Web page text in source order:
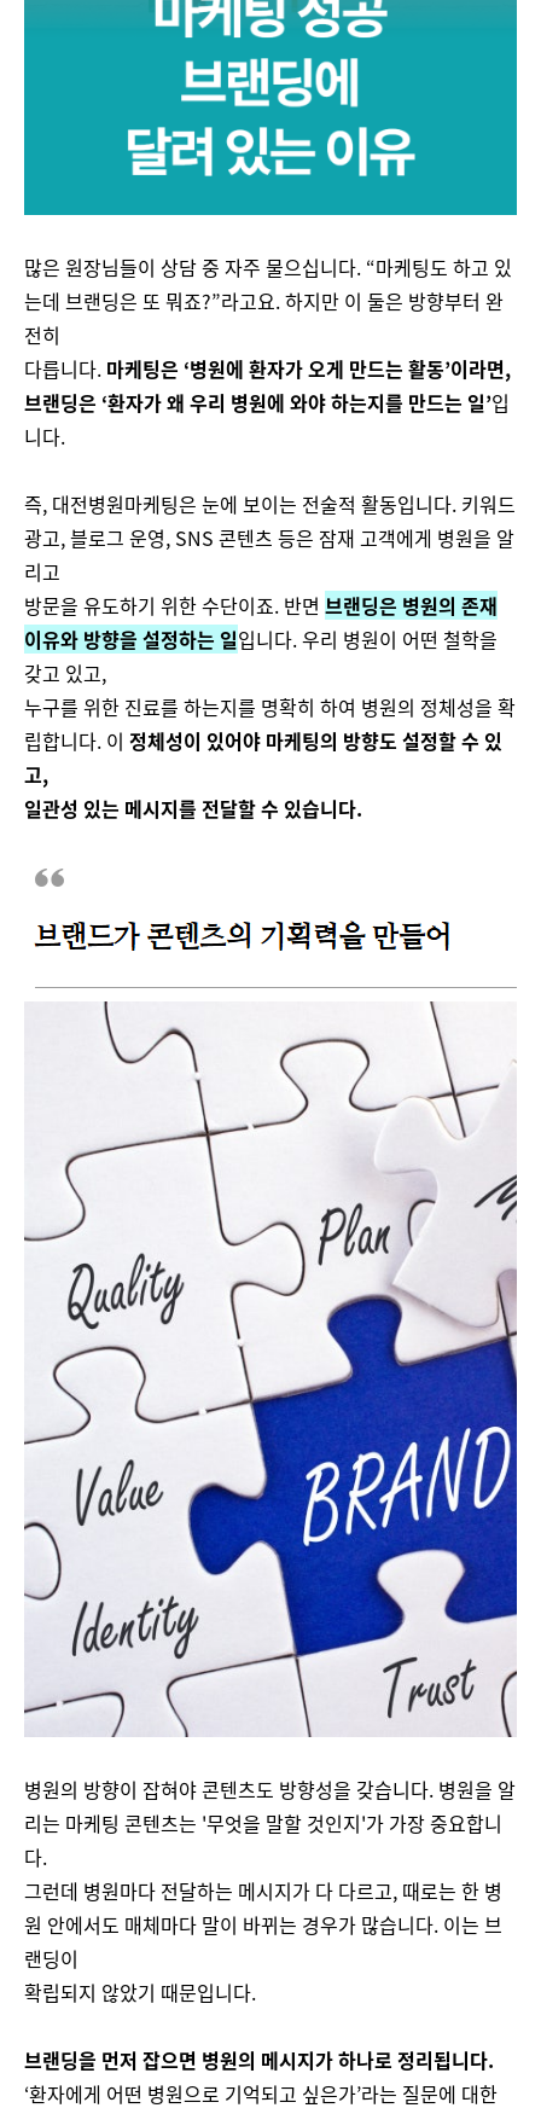
많은 원장님들이 상담 중 자주 물으십니다. “마케팅도 하고 있
는데 브랜딩은 또 뭐죠?”라고요. 하지만 이 둘은 방향부터 완
전히
다릅니다. 마케팅은 ‘병원에 환자가 오게 만드는 활동’이라면,
브랜딩은 ‘환자가 왜 우리 병원에 와야 하는지를 만드는 일’입
니다.
즉, 대전병원마케팅은 눈에 보이는 전술적 활동입니다. 키워드
광고, 블로그 운영, SNS 콘텐츠 등은 잠재 고객에게 병원을 알
리고
방문을 유도하기 위한 수단이죠. 반면 브랜딩은 병원의 존재
이유와 방향을 설정하는 일입니다. 우리 병원이 어떤 철학을
갖고 있고,
누구를 위한 진료를 하는지를 명확히 하여 병원의 정체성을 확
립합니다. 이 정체성이 있어야 마케팅의 방향도 설정할 수 있
고,
일관성 있는 메시지를 전달할 수 있습니다​.
병원의 방향이 잡혀야 콘텐츠도 방향성을 갖습니다. 병원을 알
리는 마케팅 콘텐츠는 '무엇을 말할 것인지'가 가장 중요합니
다.
그런데 병원마다 전달하는 메시지가 다 다르고, 때로는 한 병
원 안에서도 매체마다 말이 바뀌는 경우가 많습니다. 이는 브
랜딩이
확립되지 않았기 때문입니다.
브랜딩을 먼저 잡으면 병원의 메시지가 하나로 정리됩니다.
‘환자에게 어떤 병원으로 기억되고 싶은가’라는 질문에 대한